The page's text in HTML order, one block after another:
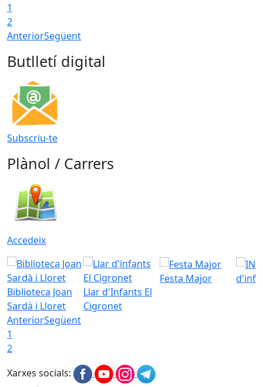
1
2
AnteriorSegüent
Butlletí digital
Subscriu-te
Plànol / Carrers
Accedeix
Biblioteca Joan
Sardà i Lloret
Llar d'Infants El
Cigronet
Festa Major
AnteriorSegüent
1
2
Xarxes socials: